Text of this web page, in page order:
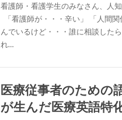
看護師・看護学生のみなさん、人
「看護師が・・・辛い」 「人間
んでいるけど・・・誰に相談した
れ…
医療従事者のための
が生んだ医療英語特